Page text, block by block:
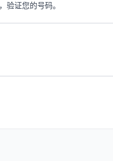
证您的号码。